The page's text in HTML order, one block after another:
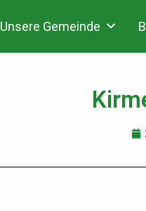
Unsere Gemeinde